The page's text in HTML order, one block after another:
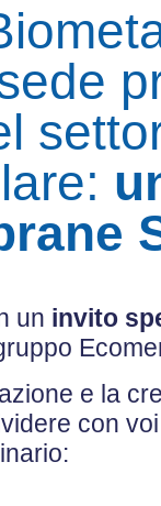
un invito
e la
con